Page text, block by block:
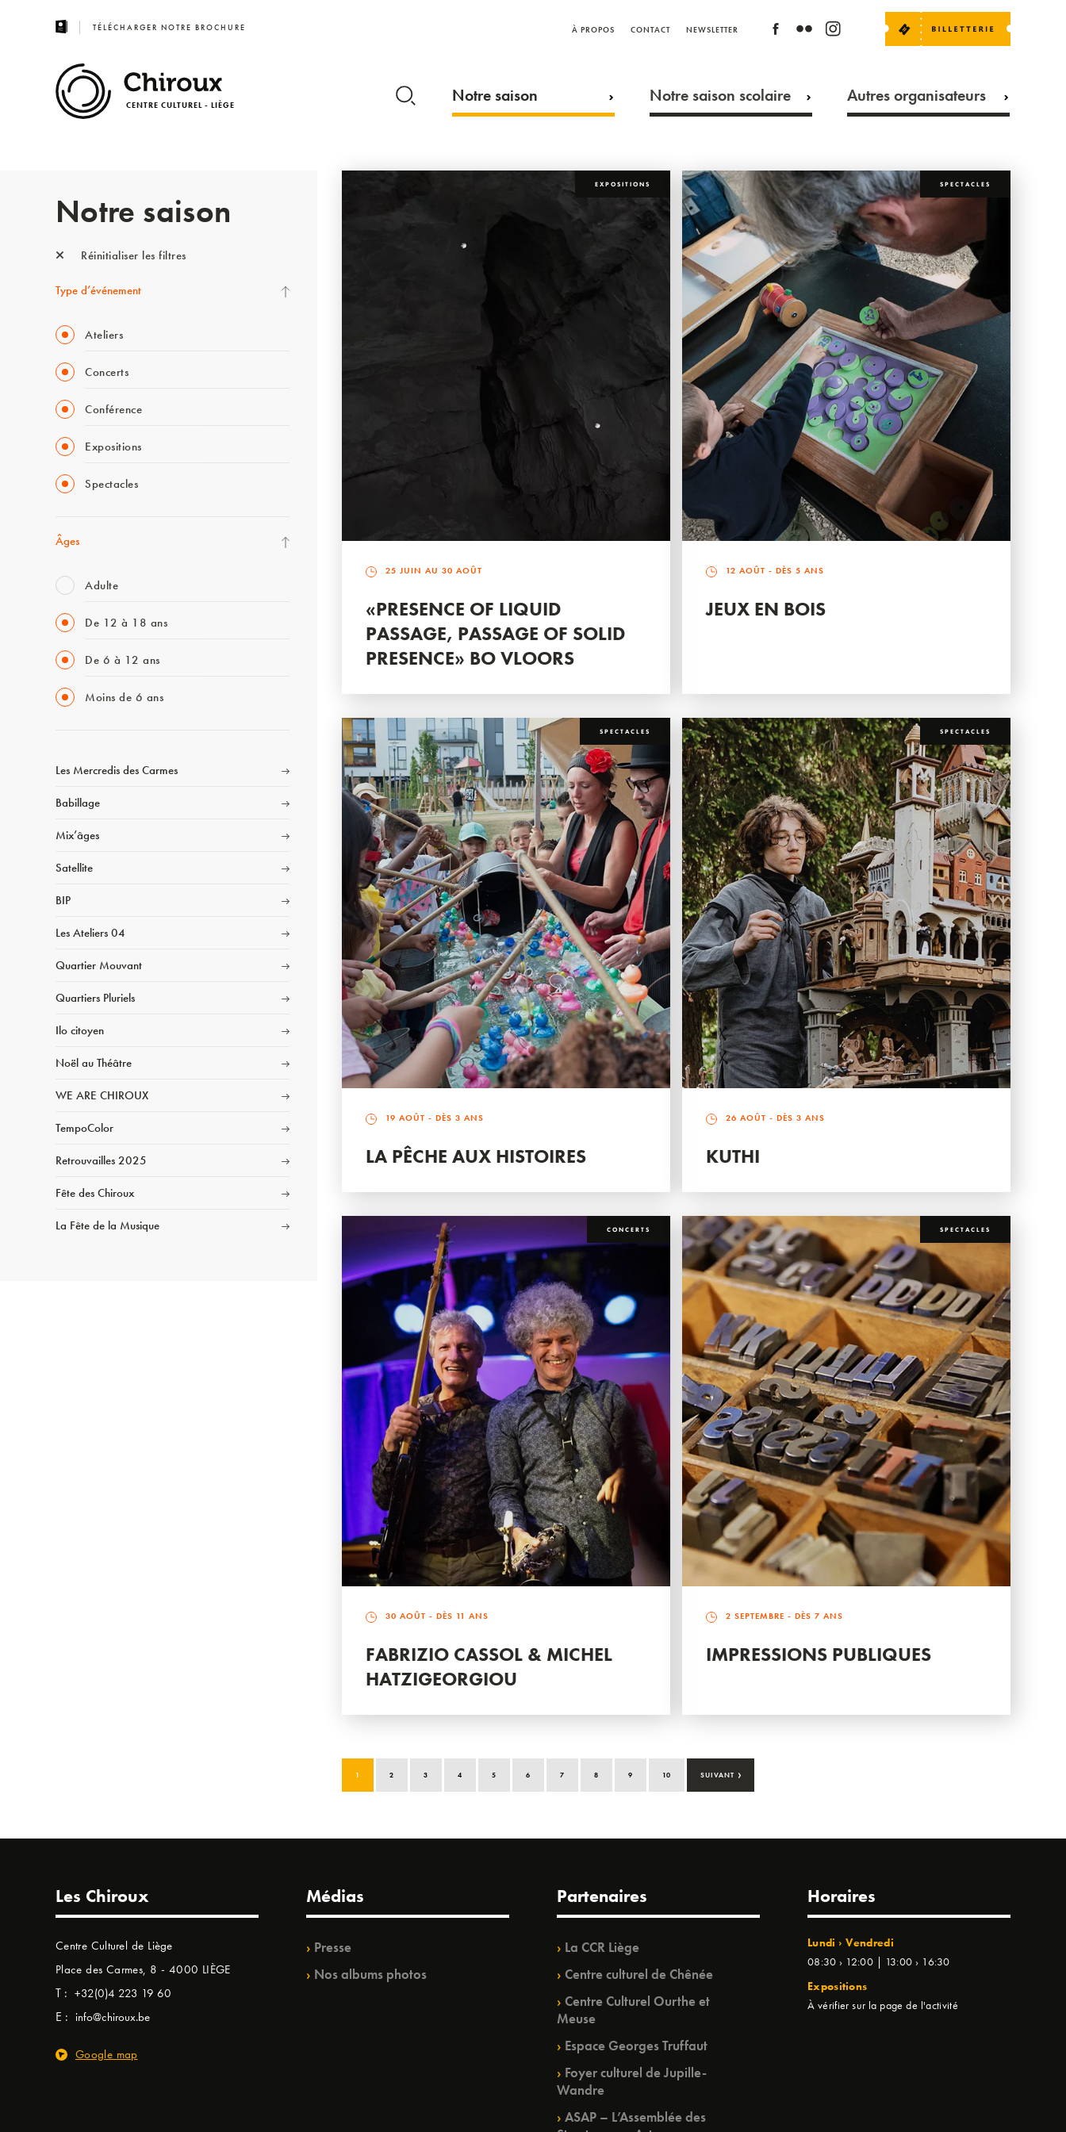
TÉLÉCHARGER NOTRE BROCHURE À PROPOS CONTACT NEWSLETTER
CENTRE CULTUREL - LIÈGE Notre saison Notre saison scolaire Autres organisateurs
Notre saison
Réinitialiser les filtres
Type d’événement
Ateliers
Concerts
Conférence
Expositions
Spectacles
Âges
Adulte
De 12 à 18 ans
De 6 à 12 ans
Moins de 6 ans
Les Mercredis des Carmes
Babillage
Mix’âges
Satellite
BIP
Les Ateliers 04
Quartier Mouvant
Quartiers Pluriels
Ilo citoyen
Noël au Théâtre
WE ARE CHIROUX
TempoColor
Retrouvailles 2025
Fête des Chiroux
La Fête de la Musique
EXPOSITIONS
25 JUIN AU 30 AOÛT
«PRESENCE OF LIQUID
PASSAGE, PASSAGE OF SOLID
PRESENCE» BO VLOORS
SPECTACLES
12 AOÛT - DÈS 5 ANS
JEUX EN BOIS
SPECTACLES
19 AOÛT - DÈS 3 ANS
LA PÊCHE AUX HISTOIRES
SPECTACLES
26 AOÛT - DÈS 3 ANS
KUTHI
CONCERTS
30 AOÛT - DÈS 11 ANS
FABRIZIO CASSOL & MICHEL
HATZIGEORGIOU
SPECTACLES
2 SEPTEMBRE - DÈS 7 ANS
IMPRESSIONS PUBLIQUES
1 2 3 4 5 6 7 8 9 10 SUIVANT ›
Les Chiroux
Centre Culturel de Liège
Place des Carmes, 8 - 4000 LIÈGE
T : +32(0)4 223 19 60
E : info@chiroux.be
Google map
Médias
Presse
Nos albums photos
Partenaires
La CCR Liège
Centre culturel de Chênée
Centre Culturel Ourthe et
Meuse
Espace Georges Truffaut
Foyer culturel de Jupille-
Wandre
ASAP – L’Assemblée des
Horaires
Lundi › Vendredi
08:30 › 12:00 | 13:00 › 16:30
Expositions
À vérifier sur la page de l'activité